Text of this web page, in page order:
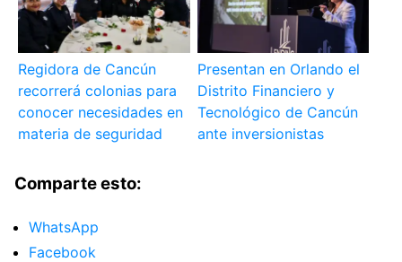
Regidora de Cancún
recorrerá colonias para
conocer necesidades en
materia de seguridad
Presentan en Orlando el
Distrito Financiero y
Tecnológico de Cancún
ante inversionistas
Comparte esto:
WhatsApp
Facebook